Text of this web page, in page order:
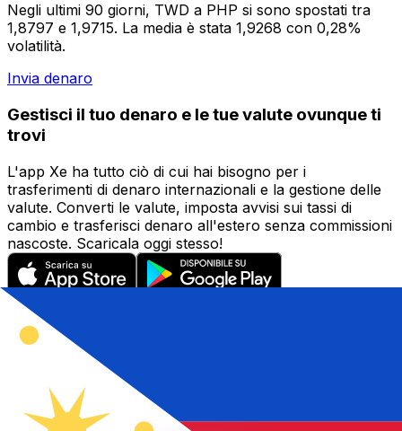
Negli ultimi 90 giorni, TWD a PHP si sono spostati tra
1,8797 e 1,9715. La media è stata 1,9268 con 0,28%
volatilità.
Invia denaro
Gestisci il tuo denaro e le tue valute ovunque ti
trovi
L'app Xe ha tutto ciò di cui hai bisogno per i
trasferimenti di denaro internazionali e la gestione delle
valute. Converti le valute, imposta avvisi sui tassi di
cambio e trasferisci denaro all'estero senza commissioni
nascoste. Scaricala oggi stesso!